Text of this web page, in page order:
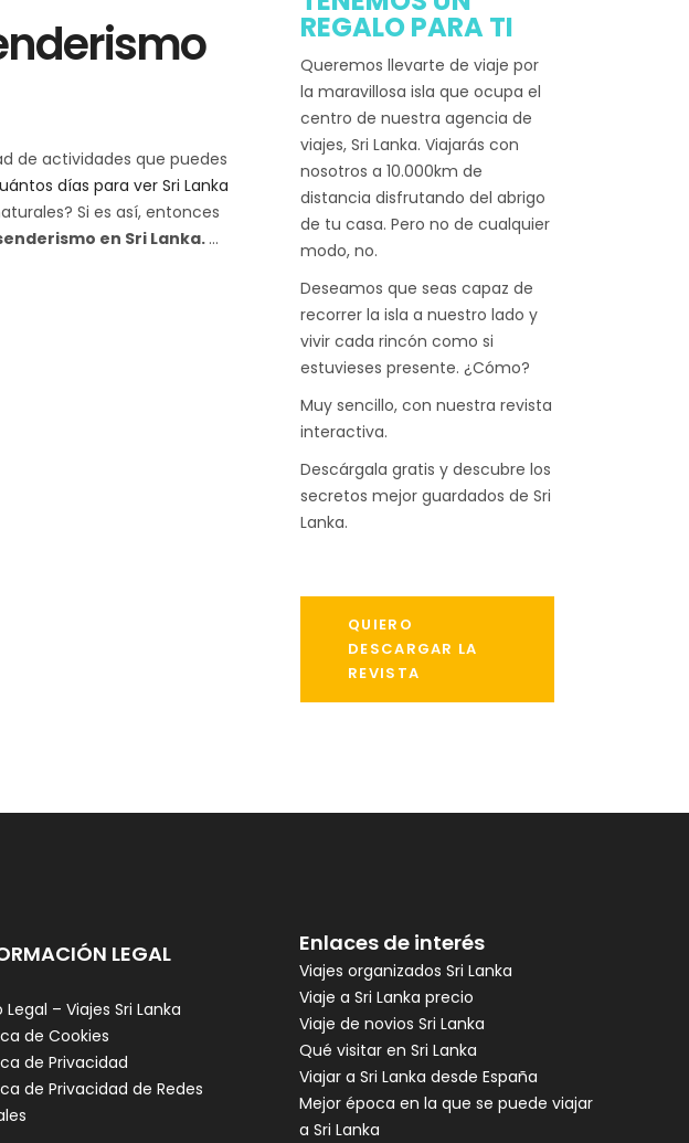
de actividades que puedes
días para ver Sri Lanka
Si es así, entonces
en Sri Lanka.
REGALO PARA TI
Queremos llevarte de viaje por
la maravillosa isla que ocupa el
centro de nuestra agencia de
viajes, Sri Lanka. Viajarás con
nosotros a 10.000km de
distancia disfrutando del abrigo
de tu casa. Pero no de cualquier
modo, no.
Deseamos que seas capaz de
recorrer la isla a nuestro lado y
vivir cada rincón como si
estuvieses presente. ¿Cómo?
Muy sencillo, con nuestra revista
interactiva.
Descárgala gratis y descubre los
secretos mejor guardados de Sri
Lanka.
QUIERO
DESCARGAR LA
REVISTA
LEGAL
Legal – Viajes Sri Lanka
de Cookies
de Privacidad
de Privacidad de Redes
Enlaces de interés
Viajes organizados Sri Lanka
Viaje a Sri Lanka precio
Viaje de novios Sri Lanka
Qué visitar en Sri Lanka
Viajar a Sri Lanka desde España
Mejor época en la que se puede viajar
a Sri Lanka